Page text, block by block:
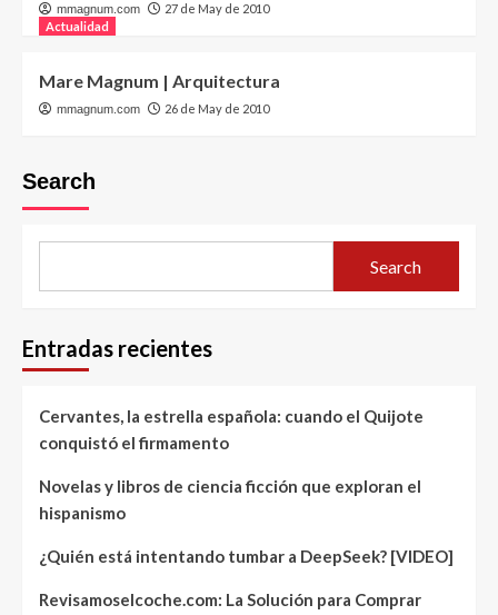
mmagnum.com
27 de May de 2010
Actualidad
Mare Magnum | Arquitectura
mmagnum.com 26 de May de 2010
Search
Search
Entradas recientes
Cervantes, la estrella española: cuando el Quijote
conquistó el firmamento
Novelas y libros de ciencia ficción que exploran el
hispanismo
¿Quién está intentando tumbar a DeepSeek? [VIDEO]
Revisamoselcoche.com: La Solución para Comprar